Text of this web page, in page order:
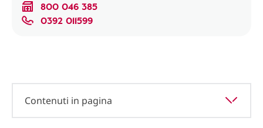
800 046 385
0392 011599
Contenuti in pagina